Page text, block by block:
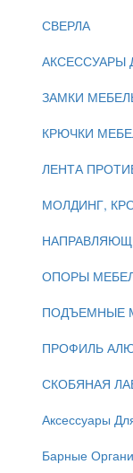
СВЕРЛА
ЗАМКИ
КРЮЧКИ
ЛЕНТА
МОЛДИНГ,
ОПОРЫ
ПОДЪЕМНЫЕ
ПРОФИЛЬ
СКОБЯНАЯ
Аксессуары
Барные